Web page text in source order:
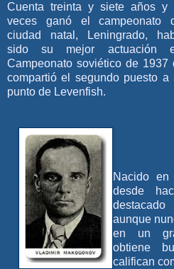
Cuenta treinta y siete años y
veces ganó el campeonato
ciudad natal, Leningrado,
sido su mejor actuación
Campeonato soviético de 1937
compartió el segundo puesto a
punto de Levenfish.
Nacido
desde
aunque
en un
obtiene
califican